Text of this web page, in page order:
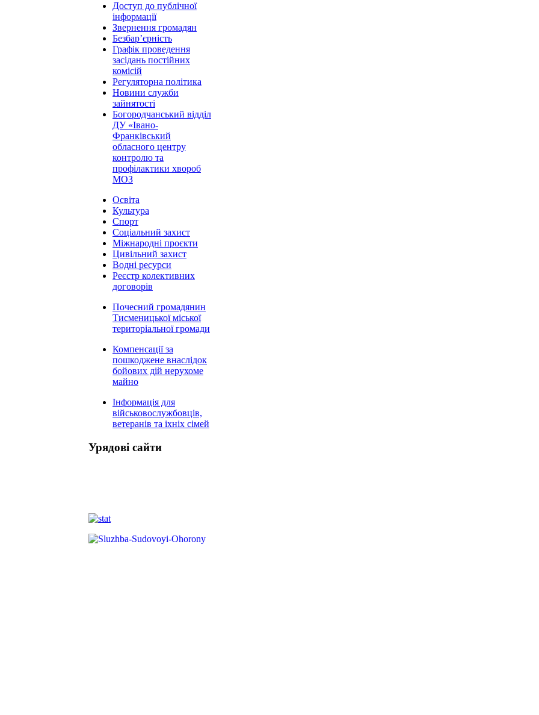
Доступ до публічної
інформації
Звернення громадян
Безбар’єрність
Графік проведення
засідань постійних
комісій
Регуляторна політика
Новини служби
зайнятості
Богородчанський відділ
ДУ «Івано-
Франківський
обласного центру
контролю та
профілактики хвороб
МОЗ
Освіта
Культура
Спорт
Соціальний захист
Міжнародні проєкти
Цивільний захист
Водні ресурси
Реєстр колективних
договорів
Почесний громадянин
Тисменицької міської
територіальної громади
Компенсації за
пошкоджене внаслідок
бойових дій нерухоме
майно
Інформація для
військовослужбовців,
ветеранів та іхніх сімей
Урядові сайти